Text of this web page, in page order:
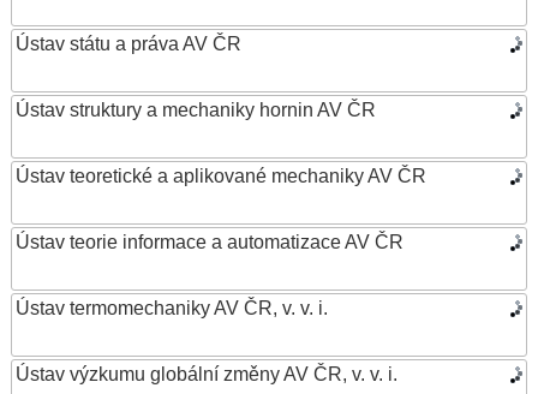
Ústav státu a práva AV ČR
Ústav struktury a mechaniky hornin AV ČR
Ústav teoretické a aplikované mechaniky AV ČR
Ústav teorie informace a automatizace AV ČR
Ústav termomechaniky AV ČR, v. v. i.
Ústav výzkumu globální změny AV ČR, v. v. i.